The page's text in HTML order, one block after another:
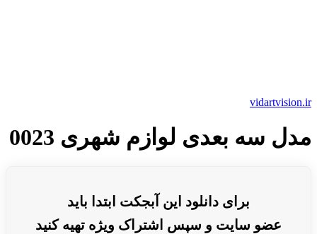
vidartvision.ir
مدل سه بعدی لوازم شهری 0023
برای دانلود این آبجکت ابتدا باید
عضو سایت و سپس اشتراک ویژه تهیه کنید